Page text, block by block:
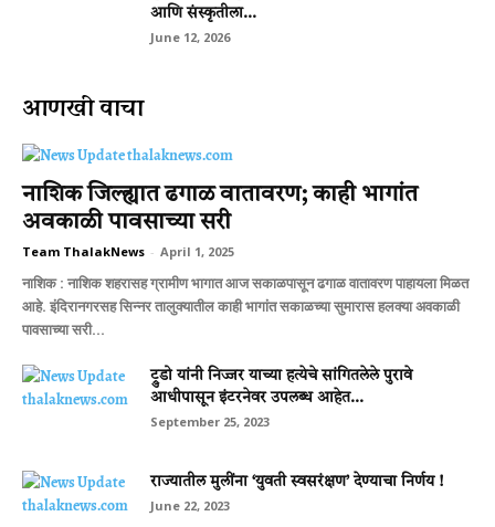
आणि संस्कृतीला...
June 12, 2026
आणखी वाचा
नाशिक जिल्ह्यात ढगाळ वातावरण; काही भागांत
अवकाळी पावसाच्या सरी
Team ThalakNews - April 1, 2025
नाशिक : नाशिक शहरासह ग्रामीण भागात आज सकाळपासून ढगाळ वातावरण पाहायला मिळत
आहे. इंदिरानगरसह सिन्नर तालुक्यातील काही भागांत सकाळच्या सुमारास हलक्या अवकाळी
पावसाच्या सरी...
ट्रुडो यांनी निज्जर याच्या हत्येचे सांगितलेले पुरावे
आधीपासून इंटरनेवर उपलब्ध आहेत...
September 25, 2023
राज्‍यातील मुलींना ‘युवती स्‍वसरंक्षण’ देण्‍याचा निर्णय !
June 22, 2023